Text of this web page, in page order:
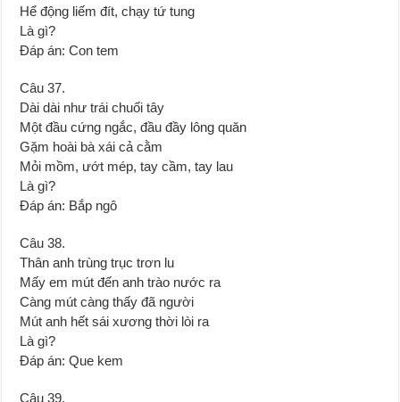
Hể động liếm đít, chạy tứ tung
Là gì?
Đáp án: Con tem
Câu 37.
Dài dài như trái chuối tây
Một đầu cứng ngắc, đầu đầy lông quăn
Gặm hoài bà xái cả cằm
Mỏi mồm, ướt mép, tay cầm, tay lau
Là gì?
Đáp án: Bắp ngô
Câu 38.
Thân anh trùng trục trơn lu
Mấy em mút đến anh trào nước ra
Càng mút càng thấy đã người
Mút anh hết sái xương thời lòi ra
Là gì?
Đáp án: Que kem
Câu 39.